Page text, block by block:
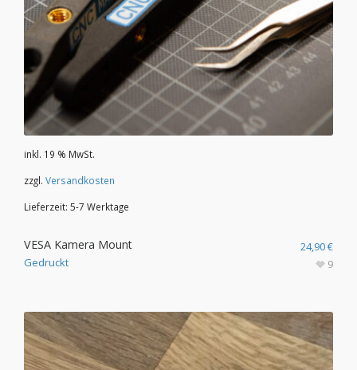
inkl. 19 % MwSt.
zzgl. Versandkosten
Lieferzeit: 5-7 Werktage
VESA Kamera Mount
Gedruckt
24,90€
9